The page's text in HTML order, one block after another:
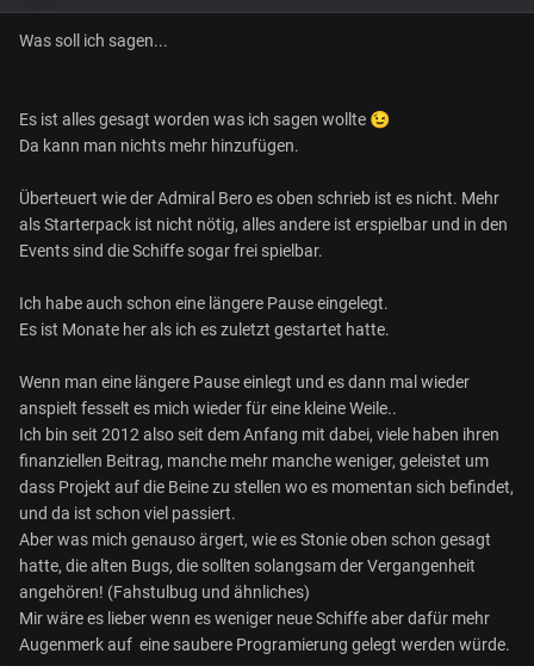
Was soll ich sagen...
Es ist alles gesagt worden was ich sagen wollte 😉
Da kann man nichts mehr hinzufügen.
Überteuert wie der Admiral Bero es oben schrieb ist es nicht. Mehr
als Starterpack ist nicht nötig, alles andere ist erspielbar und in den
Events sind die Schiffe sogar frei spielbar.
Ich habe auch schon eine längere Pause eingelegt.
Es ist Monate her als ich es zuletzt gestartet hatte.
Wenn man eine längere Pause einlegt und es dann mal wieder
anspielt fesselt es mich wieder für eine kleine Weile..
Ich bin seit 2012 also seit dem Anfang mit dabei, viele haben ihren
finanziellen Beitrag, manche mehr manche weniger, geleistet um
dass Projekt auf die Beine zu stellen wo es momentan sich befindet,
und da ist schon viel passiert.
Aber was mich genauso ärgert, wie es Stonie oben schon gesagt
hatte, die alten Bugs, die sollten solangsam der Vergangenheit
angehören! (Fahstulbug und ähnliches)
Mir wäre es lieber wenn es weniger neue Schiffe aber dafür mehr
Augenmerk auf eine saubere Programierung gelegt werden würde.